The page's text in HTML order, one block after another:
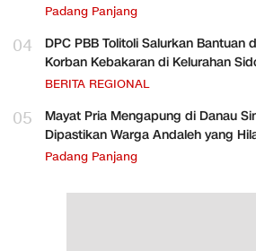
Padang Panjang
04
DPC PBB Tolitoli Salurkan Bantuan
Korban Kebakaran di Kelurahan
BERITA REGIONAL
05
Mayat Pria Mengapung di Danau
Dipastikan Warga Andaleh yang
Padang Panjang